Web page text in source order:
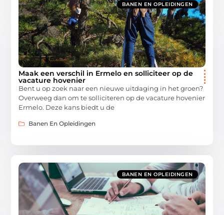
BANEN EN OPLEIDINGEN
Maak een verschil in Ermelo en solliciteer op de
vacature hovenier
Bent u op zoek naar een nieuwe uitdaging in het groen?
Overweeg dan om te solliciteren op de vacature hovenier
Ermelo. Deze kans biedt u de
Banen En Opleidingen
BANEN EN OPLEIDINGEN